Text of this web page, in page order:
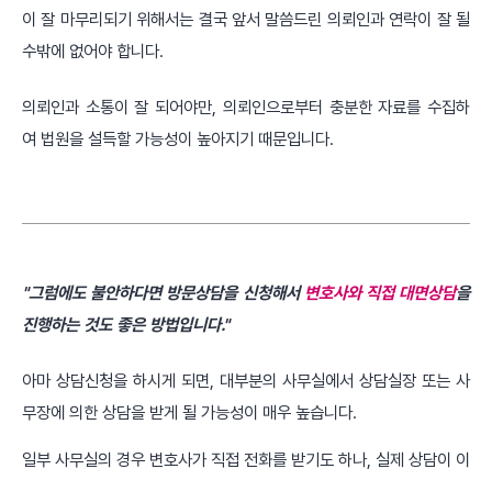
이 잘 마무리되기 위해서는 결국 앞서 말씀드린 의뢰인과 연락이 잘 될
수밖에 없어야 합니다.
의뢰인과 소통이 잘 되어야만, 의뢰인으로부터 충분한 자료를 수집하
여 법원을 설득할 가능성이 높아지기 때문입니다.
"그럼에도 불안하다면 방문상담을 신청해서 변호사와 직접 대면상담을
진행하는 것도 좋은 방법입니다."
아마 상담신청을 하시게 되면, 대부분의 사무실에서 상담실장 또는 사
무장에 의한 상담을 받게 될 가능성이 매우 높습니다.
일부 사무실의 경우 변호사가 직접 전화를 받기도 하나, 실제 상담이 이